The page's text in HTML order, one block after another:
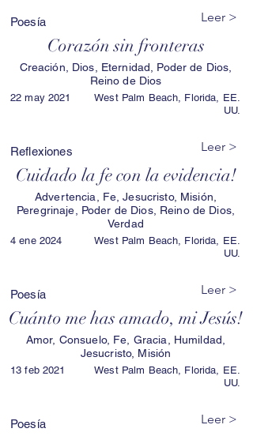
Poesía
Corazón sin fronteras
Leer >
Creación, Dios, Eternidad, Poder de Dios,
Reino de Dios
22 may 2021
West Palm Beach, Florida, EE.
UU.
Reflexiones
Cuidado la fe con la evidencia!
Leer >
Advertencia, Fe, Jesucristo, Misión,
Peregrinaje, Poder de Dios, Reino de Dios,
Verdad
4 ene 2024
West Palm Beach, Florida, EE.
UU.
Poesía
Cuánto me has amado, mi Jesús!
Leer >
Amor, Consuelo, Fe, Gracia, Humildad,
Jesucristo, Misión
13 feb 2021
West Palm Beach, Florida, EE.
UU.
Poesía Leer >